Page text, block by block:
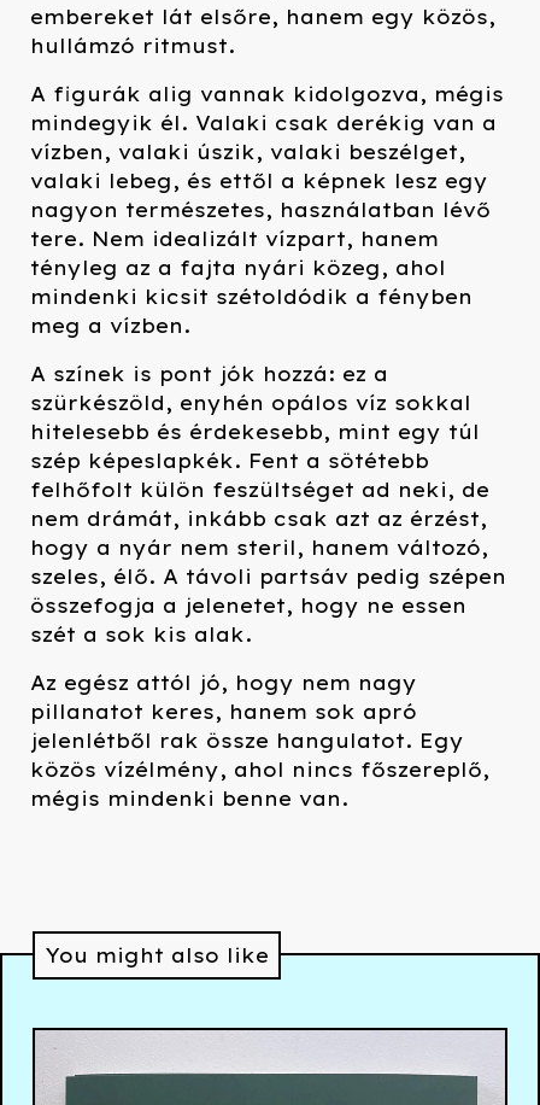
embereket lát elsőre, hanem egy közös,
hullámzó ritmust.
A figurák alig vannak kidolgozva, mégis
mindegyik él. Valaki csak derékig van a
vízben, valaki úszik, valaki beszélget,
valaki lebeg, és ettől a képnek lesz egy
nagyon természetes, használatban lévő
tere. Nem idealizált vízpart, hanem
tényleg az a fajta nyári közeg, ahol
mindenki kicsit szétoldódik a fényben
meg a vízben.
A színek is pont jók hozzá: ez a
szürkészöld, enyhén opálos víz sokkal
hitelesebb és érdekesebb, mint egy túl
szép képeslapkék. Fent a sötétebb
felhőfolt külön feszültséget ad neki, de
nem drámát, inkább csak azt az érzést,
hogy a nyár nem steril, hanem változó,
szeles, élő. A távoli partsáv pedig szépen
összefogja a jelenetet, hogy ne essen
szét a sok kis alak.
Az egész attól jó, hogy nem nagy
pillanatot keres, hanem sok apró
jelenlétből rak össze hangulatot. Egy
közös vízélmény, ahol nincs főszereplő,
mégis mindenki benne van.
You might also like